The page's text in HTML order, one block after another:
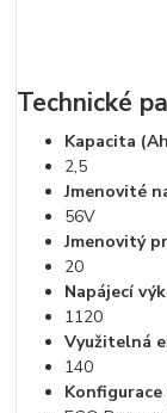
Technické
Kapacita
2,5
Jmenovité
56V
Jmenovitý
20
Napájecí
1120
Využitelná
140
Konfigurace